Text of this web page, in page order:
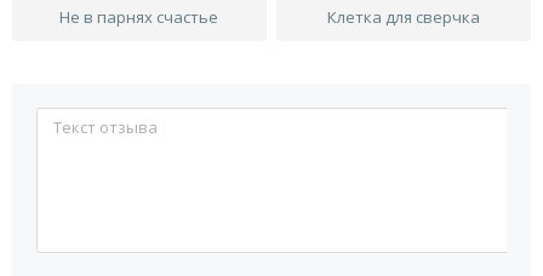
Не в парнях счастье Клетка для сверчка